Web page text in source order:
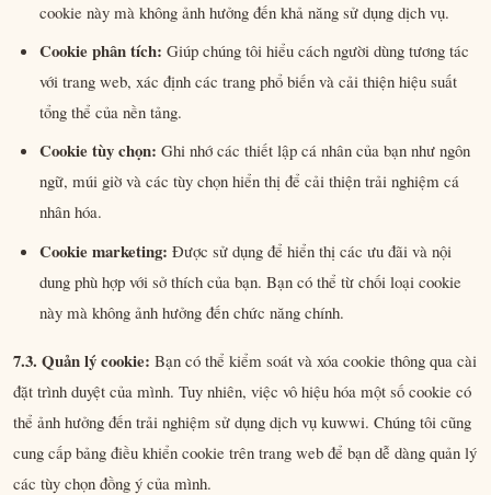
cookie này mà không ảnh hưởng đến khả năng sử dụng dịch vụ.
Cookie phân tích: Giúp chúng tôi hiểu cách người dùng tương tác
với trang web, xác định các trang phổ biến và cải thiện hiệu suất
tổng thể của nền tảng.
Cookie tùy chọn: Ghi nhớ các thiết lập cá nhân của bạn như ngôn
ngữ, múi giờ và các tùy chọn hiển thị để cải thiện trải nghiệm cá
nhân hóa.
Cookie marketing: Được sử dụng để hiển thị các ưu đãi và nội
dung phù hợp với sở thích của bạn. Bạn có thể từ chối loại cookie
này mà không ảnh hưởng đến chức năng chính.
7.3. Quản lý cookie: Bạn có thể kiểm soát và xóa cookie thông qua cài
đặt trình duyệt của mình. Tuy nhiên, việc vô hiệu hóa một số cookie có
thể ảnh hưởng đến trải nghiệm sử dụng dịch vụ kuwwi. Chúng tôi cũng
cung cấp bảng điều khiển cookie trên trang web để bạn dễ dàng quản lý
các tùy chọn đồng ý của mình.